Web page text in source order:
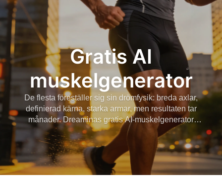
Gratis AI
muskelgenerator
De flesta föreställer sig sin drömfysik: breda axlar,
definierad kärna, starka armar, men resultaten tar
månader. Dreaminas gratis AI-muskelgenerator
förvandlar omedelbart alla foton till en realistisk
muskeldefinition. Börja redigera gratis idag.